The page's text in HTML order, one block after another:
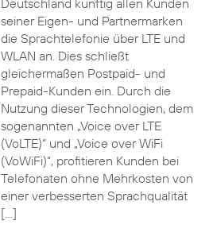
Deutschland künftig allen Kunden
seiner Eigen- und Partnermarken
die Sprachtelefonie über LTE und
WLAN an. Dies schließt
gleichermaßen Postpaid- und
Prepaid-Kunden ein. Durch die
Nutzung dieser Technologien, dem
sogenannten „Voice over LTE
(VoLTE)“ und „Voice over WiFi
(VoWiFi)“, profitieren Kunden bei
Telefonaten ohne Mehrkosten von
einer verbesserten Sprachqualität
[…]